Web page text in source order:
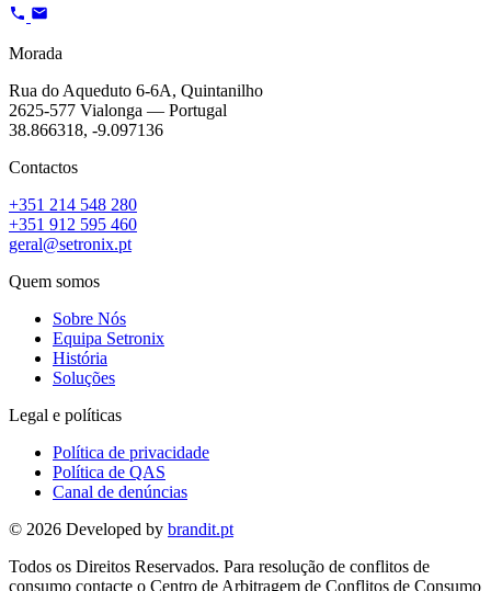
Morada
Rua do Aqueduto 6-6A, Quintanilho
2625-577 Vialonga — Portugal
38.866318, -9.097136
Contactos
+351 214 548 280
+351 912 595 460
geral@setronix.pt
Quem somos
Sobre Nós
Equipa Setronix
História
Soluções
Legal e políticas
Política de privacidade
Política de QAS
Canal de denúncias
© 2026 Developed by brandit.pt
Todos os Direitos Reservados. Para resolução de conflitos de
consumo contacte o Centro de Arbitragem de Conflitos de Consumo